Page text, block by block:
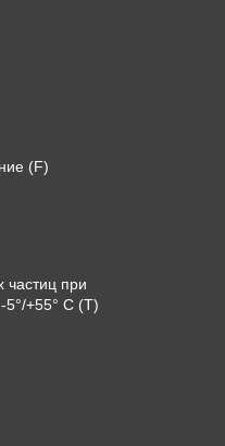
(F)
частиц при
+55° C (T)